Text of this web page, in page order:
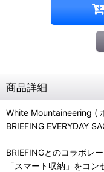
商品詳細
White Mountaineering (
BRIEFING EVERYDAY
BRIEFINGとのコラボレ
「スマート収納」をコ